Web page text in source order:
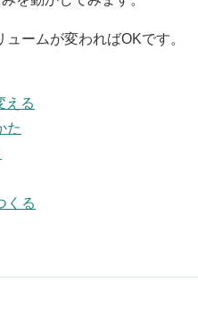
ームが変わればOKです。
える
た
くる